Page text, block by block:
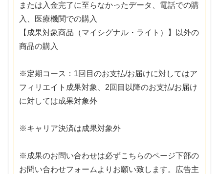
または入金完了に至らなかったデータ、電話での購
入、医療機関での購入
【成果対象商品（マイシグナル・ライト）】以外の
商品の購入
※定期コース：1回目のお支払/お届けに対してはア
フィリエイト成果対象、2回目以降のお支払/お届け
に対しては成果対象外
※キャリア決済は成果対象外
※成果のお問い合わせは必ずこちらのページ下部の
お問い合わせフォームよりお願い致します。広告主